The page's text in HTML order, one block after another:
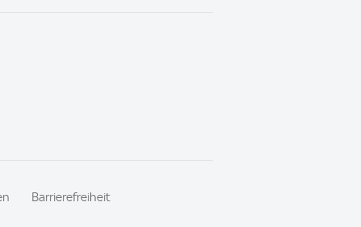
Barrierefreiheit